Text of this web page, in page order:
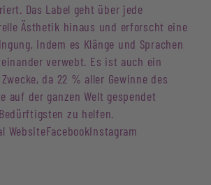
Das Label geht über jede
Ästhetik hinaus und erforscht eine
indem es Klänge und Sprachen
verwebt. Es ist auch ein
da 22 % aller Gewinne des
auf der ganzen Welt gespendet
zu helfen.
WebsiteFacebookInstagram